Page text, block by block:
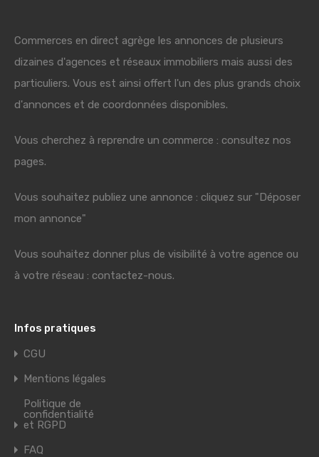
Commerces en direct agrège les annonces de plusieurs
dizaines d'agences et réseaux immobiliers mais aussi des
particuliers. Vous est ainsi offert l'un des plus grands choix
d'annonces et de coordonnées disponibles.
Vous cherchez à reprendre un commerce : consultez nos
pages.
Vous souhaitez publiez une annonce : cliquez sur "Déposer
mon annonce"
Vous souhaitez donner plus de visibilité à votre agence ou
à votre réseau : contactez-nous.
Infos pratiques
CGU
Mentions légales
Politique de
confidentialité
et RGPD
FAQ